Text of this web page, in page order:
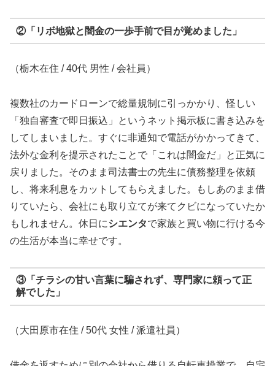
②「リボ地獄と闇金の一歩手前で目が覚めました」
（栃木在住 / 40代 男性 / 会社員）
複数社のカードローンで総量規制に引っかかり、怪しい
「独自審査で即日振込」というネット掲示板に書き込みを
してしまいました。すぐに非通知で電話がかかってきて、
法外な金利を提示されたことで「これは闇金だ」と正気に
戻りました。そのまま司法書士の先生に債務整理を依頼
し、将来利息をカットしてもらえました。もしあのまま借
りていたら、会社にも取り立てが来てクビになっていたか
もしれません。休日にシエンタで家族と買い物に行ける今
の生活が本当に幸せです。
③「チラシの甘い言葉に騙されず、専門家に頼って正
解でした」
（大田原市在住 / 50代 女性 / 派遣社員）